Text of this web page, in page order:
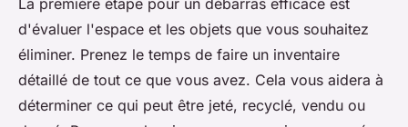
La première étape pour un débarras efficace est
d'évaluer l'espace et les objets que vous souhaitez
éliminer. Prenez le temps de faire un inventaire
détaillé de tout ce que vous avez. Cela vous aidera à
déterminer ce qui peut être jeté, recyclé, vendu ou